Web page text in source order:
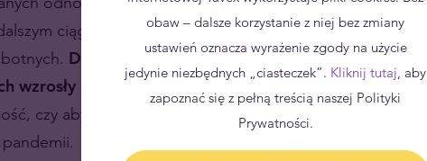
ciągu wymaga wsparcia, o czym świadczy
Departament Pracy USA poinformował, że
wzrosły o kolejne 13 tysięcy do 861 tysięcy
, co
czy aby na pewno amerykańska gospodarka będzie w
obaw – dalsze korzystanie z niej bez zmiany
ustawień oznacza wyrażenie zgody na użycie
jedynie niezbędnych „ciasteczek”. Kliknij tutaj, aby
zapoznać się z pełną treścią naszej Polityki
Prywatności.